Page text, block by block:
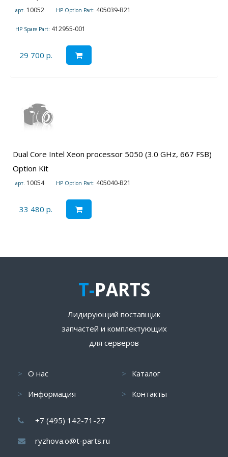
арт. 10052 HP Option Part: 405039-B21
HP Spare Part: 412955-001
29 700 р.
Dual Core Intel Xeon processor 5050 (3.0 GHz, 667 FSB)
Option Kit
арт. 10054 HP Option Part: 405040-B21
33 480 р.
T-PARTS
Лидирующий поставщик
запчастей и комплектующих
для серверов
О нас
Информация
Каталог
Контакты
+7 (495) 142-71-27
ryzhova.o@t-parts.ru